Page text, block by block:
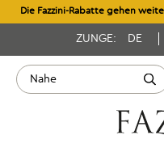
Die Fazzini-Rabatte gehen
ZUNGE: DE